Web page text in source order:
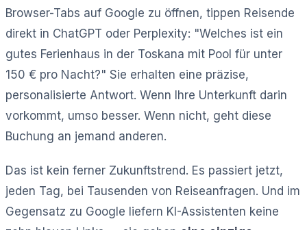
Browser-Tabs auf Google zu öffnen, tippen Reisende
direkt in ChatGPT oder Perplexity: "Welches ist ein
gutes Ferienhaus in der Toskana mit Pool für unter
150 € pro Nacht?" Sie erhalten eine präzise,
personalisierte Antwort. Wenn Ihre Unterkunft darin
vorkommt, umso besser. Wenn nicht, geht diese
Buchung an jemand anderen.
Das ist kein ferner Zukunftstrend. Es passiert jetzt,
jeden Tag, bei Tausenden von Reiseanfragen. Und im
Gegensatz zu Google liefern KI-Assistenten keine